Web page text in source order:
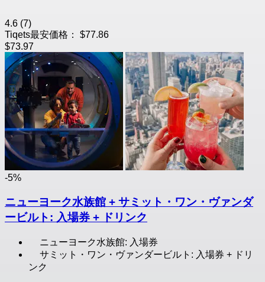
4.6 (7)
Tiqets最安価格：
$77.86
$73.97
-5%
ニューヨーク水族館 + サミット・ワン・ヴァンダ
ービルト: 入場券 + ドリンク
ニューヨーク水族館: 入場券
サミット・ワン・ヴァンダービルト: 入場券 + ドリ
ンク